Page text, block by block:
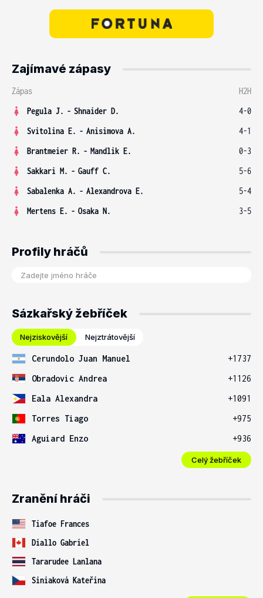
Zajímavé zápasy
Zápas
H2H
Pegula J. - Shnaider D.
4-0
Svitolina E. - Anisimova A.
4-1
Brantmeier R. - Mandlik E.
0-3
Sakkari M. - Gauff C.
5-6
Sabalenka A. - Alexandrova E.
5-4
Mertens E. - Osaka N. 3-5
Profily hráčů
Sázkařský žebříček
Nejziskovější Nejztrátovější
Cerundolo Juan Manuel
+1737
Obradovic Andrea
+1126
Eala Alexandra
+1091
Torres Tiago
+975
Aguiard Enzo
+936
Celý žebříček
Zranění hráči
Tiafoe Frances
Diallo Gabriel
Tararudee Lanlana
Siniaková Kateřina